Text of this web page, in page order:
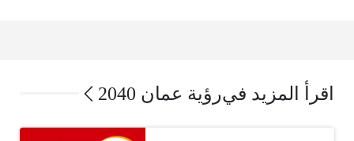
اقرأ المزيد فيرؤية عمان 2040